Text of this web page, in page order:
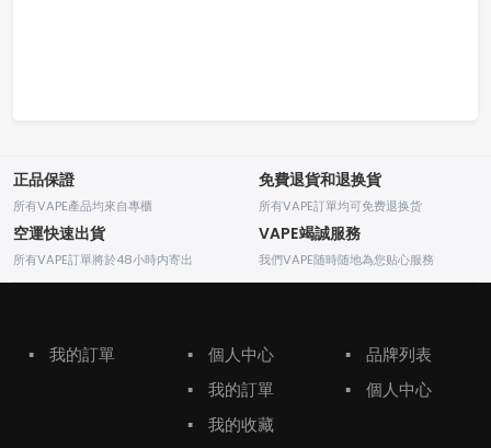
正品保證
所有VAPE產品均來自專櫃
免費退貨和退换貨
所有VAPE訂單均可免费退换货
空運快速出貨
所有VAPE訂單將於48小時内寄出
VAPE竭誠服務
我們VAPE随時随地為您贴心服務
▪ 我的訂單 ▪
個人中心
▪
我的訂單
▪
我的收藏
▪
品牌列表
▪
個人中心